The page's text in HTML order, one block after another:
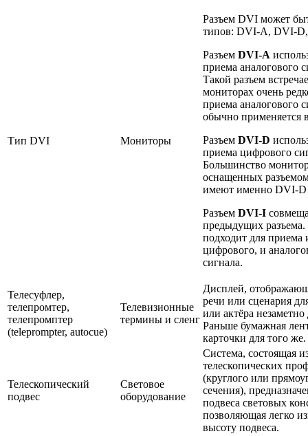
Тип DVI Мониторы
Разъем DVI может
типов: DVI-A, DVI-
Разъем DVI-A
приема аналогового
Такой разъем
мониторах очень
приема аналогового
обычно применяется
Разъем DVI-D
приема цифрового
Большинство
оснащенных
имеют именно DVI-D
Разъем DVI-I
предыдущих
подходит для приема
цифрового, и
сигнала.
Телесуфлер,
телепромтер,
телепромптер
(teleprompter, autocue)
Телевизионные
термины и сленг
Дисплей,
речи или сценария
или актёра незаметно
Раньше бумажная
карточки для того же.
Телескопический
подвес
Световое
оборудование
Система, состоящая
телескопических
(круглого или
сечения),
подвеса световых
позволяющая легко
высоту подвеса.